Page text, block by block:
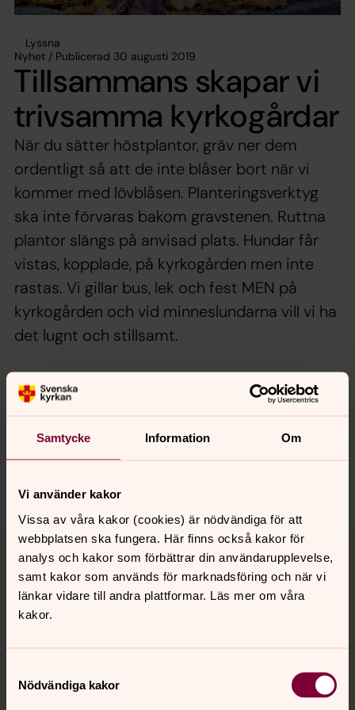
Samtycke Information Om
Vi använder kakor
Vissa av våra kakor (cookies) är nödvändiga för att
webbplatsen ska fungera. Här finns också kakor för
analys och kakor som förbättrar din användarupplevelse,
samt kakor som används för marknadsföring och när vi
länkar vidare till andra plattformar. Läs mer om våra
kakor.
Nödvändiga kakor
Lyssna
Nyhet / Publicerad 30 augusti 2019
Tillsammans skapar vi
trivsamma kyrkogårdar
När du sätter höstplantor, gräv ner dem
ordentligt så att de inte blåser bort när vi
kommer med lövblåsen. Planteringsverktyg
ska inte förvaras bakom gravstenen. Ruttna
plantor slängs på anvisad plats. Hundar får
vistas, kopplade, på kyrkogården men inte
rastas. Vi gillar bus, lek och fest MEN på
kyrkogården och vid minneslundarna vill vi ha
det lugnt och stillsamt.
Synpunkter eller frågor på sidans
innehåll?
vasterlovsta.pastorat@svenskakyrkan.se
Dela
Tillbaka till toppen
Tillbaka till innehållet
Kontakt
Kalender